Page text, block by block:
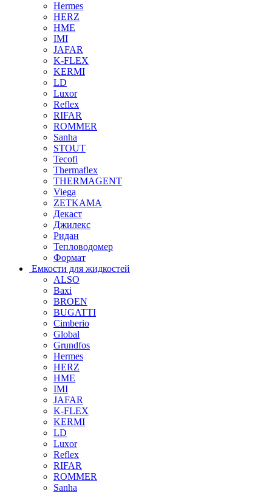
Hermes
HERZ
HME
IMI
JAFAR
K-FLEX
KERMI
LD
Luxor
Reflex
RIFAR
ROMMER
Sanha
STOUT
Tecofi
Thermaflex
THERMAGENT
Viega
ZETKAMA
Декаст
Джилекс
Ридан
Тепловодомер
Формат
Емкости для жидкостей
ALSO
Baxi
BROEN
BUGATTI
Cimberio
Global
Grundfos
Hermes
HERZ
HME
IMI
JAFAR
K-FLEX
KERMI
LD
Luxor
Reflex
RIFAR
ROMMER
Sanha